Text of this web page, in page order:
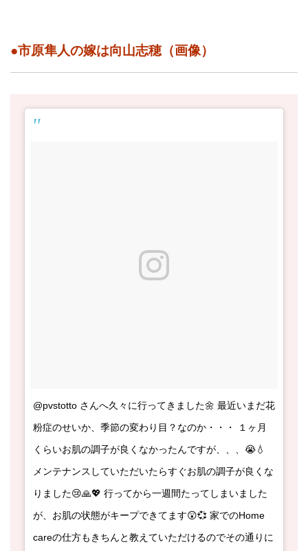
●市原隼人の嫁は向山志穂（画像）
@pvstotto さんへ久々に行ってきました🌼 最近いまだ花
粉症のせいか、季節の変わり目？なのか・・・ １ヶ月
くらいお肌の調子が良くなかったんですが、、、😭💧
メンテナンスしていただいたらすぐお肌の調子が良くな
りました😢🙏💖 行ってから一週間たってしまいました
が、お肌の状態がキープできてます😲💞 家でのHome
careの仕方もきちんと教えていただけるのでその通りに